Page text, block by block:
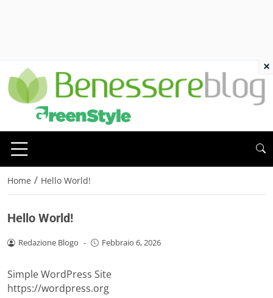
Home / Hello World!
Hello World!
Redazione Blogo - Febbraio 6, 2026
Simple WordPress Site
https://wordpress.org
×